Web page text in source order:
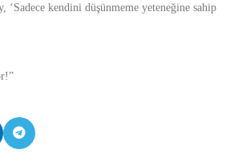
‘Sadece kendini düşünmeme yeteneğine sahip